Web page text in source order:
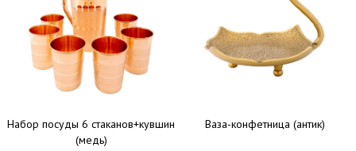
Набор посуды 6 стаканов+кувшин
(медь)
Ваза-конфетница (антик)